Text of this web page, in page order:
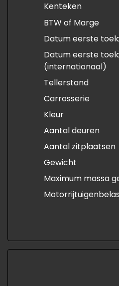
Kenteken
BTW of Marge
Datum eerste
Datum eerste
(internationaal)
Tellerstand
Carrosserie
Kleur
Aantal deuren
Aantal zitplaatsen
Gewicht
Maximum massa